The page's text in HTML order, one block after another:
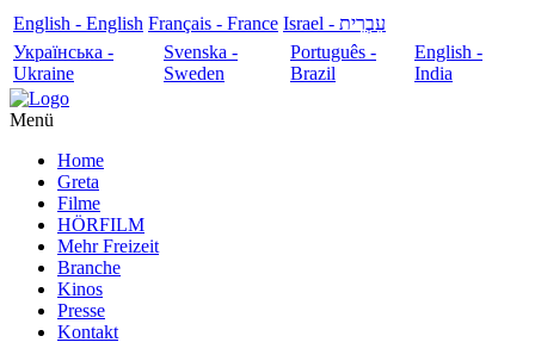
English - English Français - France
עִבְרִית - Israel
Українська -
Ukraine
Svenska -
Sweden
Português -
Brazil
English -
India
Menü
Home
Greta
Filme
HÖRFILM
Mehr Freizeit
Branche
Kinos
Presse
Kontakt